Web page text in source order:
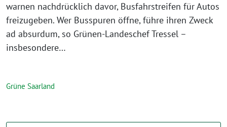
warnen nachdrücklich davor, Busfahrstreifen für Autos
freizugeben. Wer Busspuren öffne, führe ihren Zweck
ad absurdum, so Grünen-Landeschef Tressel –
insbesondere…
Grüne Saarland